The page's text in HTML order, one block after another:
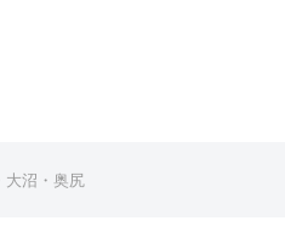
大沼・奥尻